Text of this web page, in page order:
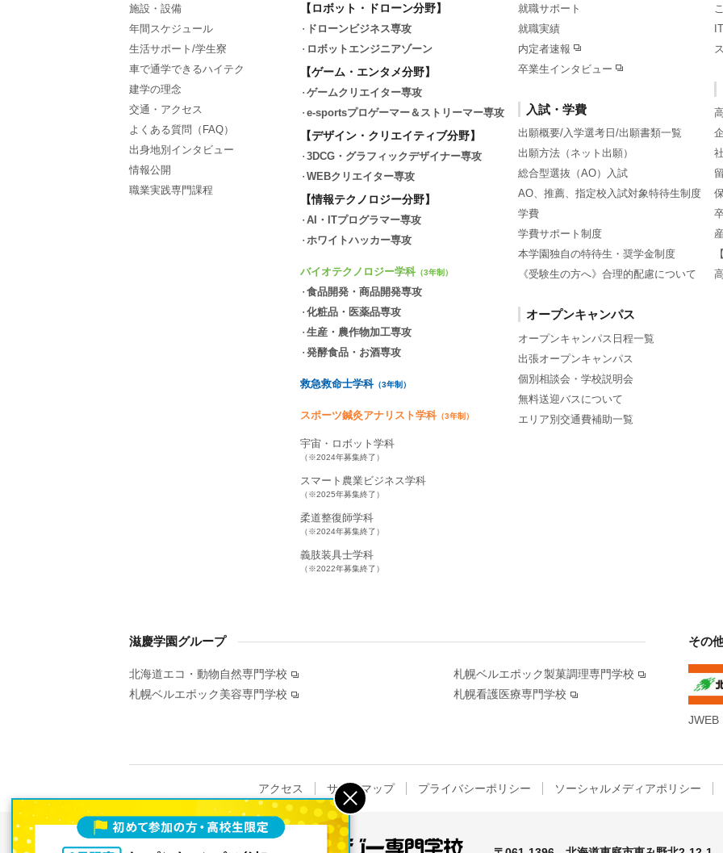
施設・設備
年間スケジュール
生活サポート/学生寮
車で通学できるハイテク
建学の理念
交通・アクセス
よくある質問（FAQ）
出身地別インタビュー
情報公開
職業実践専門課程
【ロボット・ドローン分野】
ドローンビジネス専攻
ロボットエンジニアゾーン
【ゲーム・エンタメ分野】
ゲームクリエイター専攻
e-sportsプロゲーマー＆ストリーマー専攻
【デザイン・クリエイティブ分野】
3DCG・グラフィックデザイナー専攻
WEBクリエイター専攻
【情報テクノロジー分野】
AI・ITプログラマー専攻
ホワイトハッカー専攻
バイオテクノロジー学科 （3年制）
食品開発・商品開発専攻
化粧品・医薬品専攻
生産・農作物加工専攻
発酵食品・お酒専攻
救急救命士学科（3年制）
スポーツ鍼灸アナリスト学科（3年制）
宇宙・ロボット学科
（※2024年募集終了）
スマート農業ビジネス学科
（※2025年募集終了）
柔道整復師学科
（※2024年募集終了）
義肢装具士学科
（※2022年募集終了）
就職サポート
就職実績
内定者速報
卒業生インタビュー
入試・学費
出願概要/入学選考日/出願書類一覧
出願方法（ネット出願）
総合型選抜（AO）入試
AO、推薦、指定校入試対象特待生制度
学費
学費サポート制度
本学園独自の特待生・奨学金制度
《受験生の方へ》合理的配慮について
オープンキャンパス
オープンキャンパス日程一覧
出張オープンキャンパス
個別相談会・学校説明会
無料送迎バスについて
エリア別交通費補助一覧
滋慶学園グループ
北海道エコ・動物自然専門学校
札幌ベルエポック美容専門学校
札幌ベルエポック製菓調理専門学校
札幌看護医療専門学校
その
JWEB
アクセス サイトマップ プライバシーポリシー ソーシャルメディアポリシー